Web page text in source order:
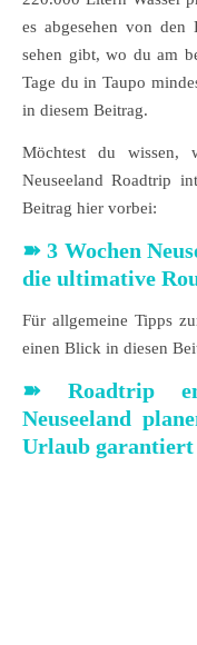
es abgesehen von
sehen gibt, wo du am
Tage du in Taupo
in diesem Beitrag.
Möchtest du wissen,
Neuseeland Roadtrip
Beitrag hier vorbei:
➽ 3 Wochen
die ultimative
Für allgemeine Tipps
einen Blick in diesen
➽ Roadtrip
Neuseeland
Urlaub